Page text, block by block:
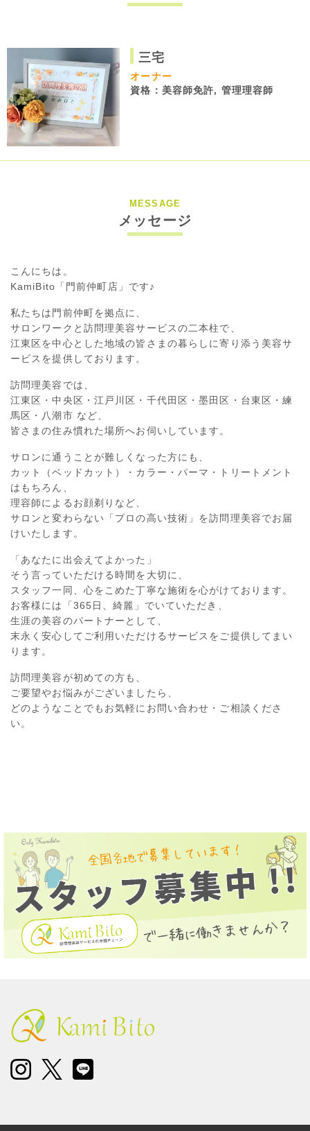
三宅
オーナー
資格：美容師免許, 管理理容師
MESSAGE
メッセージ
こんにちは。
KamiBito「門前仲町店」です♪
私たちは門前仲町を拠点に、
サロンワークと訪問理美容サービスの二本柱で、
江東区を中心とした地域の皆さまの暮らしに寄り添う美容サ
ービスを提供しております。
訪問理美容では、
江東区・中央区・江戸川区・千代田区・墨田区・台東区・練
馬区・八潮市 など、
皆さまの住み慣れた場所へお伺いしています。
サロンに通うことが難しくなった方にも、
カット（ベッドカット）・カラー・パーマ・トリートメント
はもちろん、
理容師によるお顔剃りなど、
サロンと変わらない「プロの高い技術」を訪問理美容でお届
けいたします。
「あなたに出会えてよかった」
そう言っていただける時間を大切に、
スタッフ一同、心をこめた丁寧な施術を心がけております。
お客様には「365日、綺麗」でいていただき、
生涯の美容のパートナーとして、
末永く安心してご利用いただけるサービスをご提供してまい
ります。
訪問理美容が初めての方も、
ご要望やお悩みがございましたら、
どのようなことでもお気軽にお問い合わせ・ご相談くださ
い。